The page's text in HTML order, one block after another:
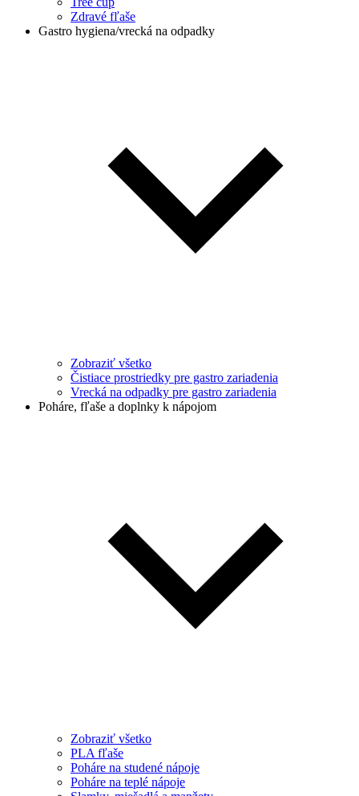
Zdravé fľaše
Gastro hygiena/vrecká na odpadky
Zobraziť všetko
Čistiace prostriedky pre gastro zariadenia
Vrecká na odpadky pre gastro zariadenia
Poháre, fľaše a doplnky k nápojom
Zobraziť všetko
PLA fľaše
Poháre na studené nápoje
Poháre na teplé nápoje